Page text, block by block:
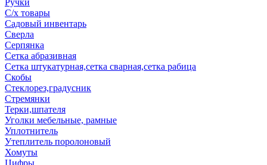
Ручки
С/х товары
Садовый инвентарь
Сверла
Серпянка
Сетка абразивная
Сетка штукатурная,сетка сварная,сетка рабица
Скобы
Стеклорез,градусник
Стремянки
Терки,шпателя
Уголки мебельные, рамные
Уплотнитель
Утеплитель поролоновый
Хомуты
Цифры